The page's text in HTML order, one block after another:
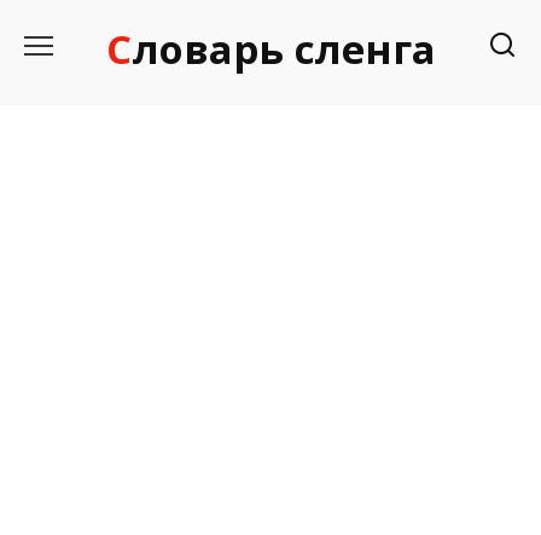
Словарь сленга